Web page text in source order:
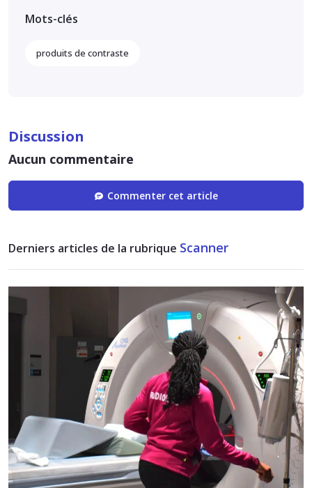
Mots-clés
produits de contraste
Discussion
Aucun commentaire
Commenter cet article
Derniers articles de la rubrique Scanner